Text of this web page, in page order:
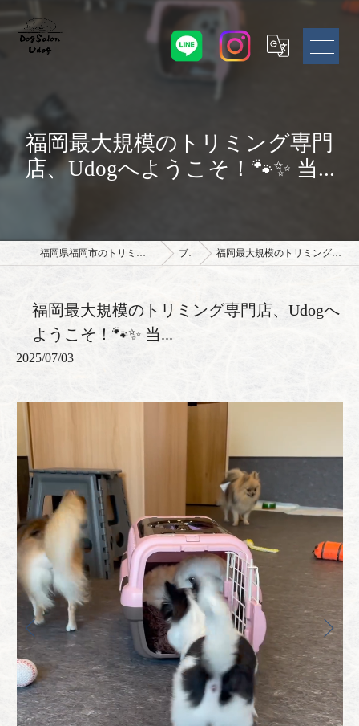
福岡最大規模のトリミング専門
店、Udogへようこそ！🐾✨ 当...
福岡県福岡市のトリミングサロンならドッグサロン Udog ブログ 福岡最大規模のトリミング専門店、Udogへようこそ！🐾✨ 当...
福岡最大規模のトリミング専門店、Udogへ
ようこそ！🐾✨ 当...
2025/07/03